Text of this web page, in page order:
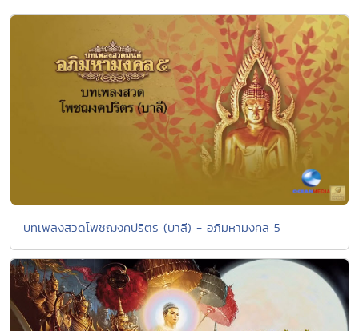
บทเพลงสวดโพชฌงคปริตร (บาลี) - อภิมหามงคล 5